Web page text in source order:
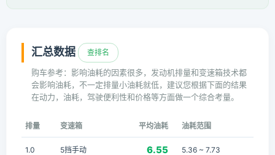
汇总数据 查排名
购车参考：影响油耗的因素很多，发动机排量和变速箱技术都
会影响油耗，不一定排量小油耗就低，建议您根据下面的结果
在动力，油耗，驾驶便利性和价格等方面做一个综合考量。
排量 变速箱 平均油耗 油耗范围
1.0 5挡手动 6.55 5.36 ~ 7.73